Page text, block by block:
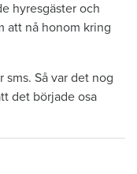
hyresgäster och
att nå honom kring
Så var det nog
det började osa